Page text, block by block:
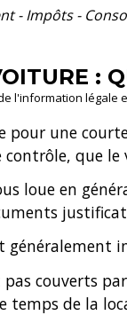
- Impôts -
:
l'information légale
pour une
que le
loue en
généralement
couverts
temps de la